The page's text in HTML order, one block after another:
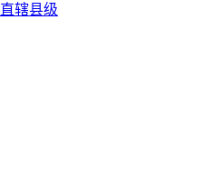
直辖县级